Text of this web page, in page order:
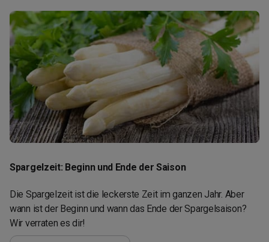
Spargelzeit: Beginn und Ende der Saison
Die Spargelzeit ist die leckerste Zeit im ganzen Jahr. Aber
wann ist der Beginn und wann das Ende der Spargelsaison?
Wir verraten es dir!